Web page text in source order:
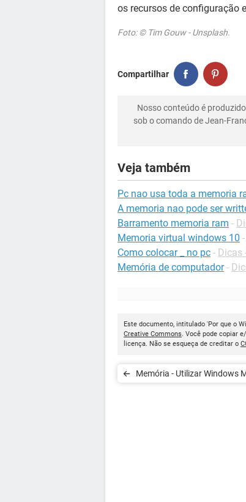
os recursos de configuração
Foto: © Tim Gouw - Unsplash.
Compartilhar
Nosso conteúdo é
sob o comando de Jean-
Veja também
Pc nao usa toda a memoria
A memoria nao pode ser
Barramento memoria ram -
Memoria virtual windows 10 -
Como colocar _ no pc - Dicas
Memória de computador -
Este documento, intitulado 'Por que o
Creative Commons. Você pode copiar
licença. Não se esqueça de creditar o
Memória - Utilizar Windows